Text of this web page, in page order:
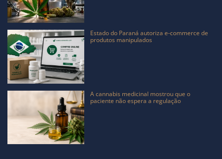
Estado do Paraná autoriza e-commerce de
produtos manipulados
A cannabis medicinal mostrou que o
paciente não espera a regulação